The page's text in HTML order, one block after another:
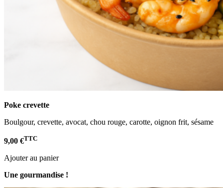
Poke crevette
Boulgour, crevette, avocat, chou rouge, carotte, oignon frit, sésame
9,00 €TTC
Ajouter au panier
Une gourmandise !